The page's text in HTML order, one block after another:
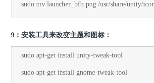
sudo mv launcher_bfb.png /usr/share/unity/
9：安装工具来改变主题和图标：
sudo apt-get install unity-tweak-tool
sudo apt-get install gnome-tweak-tool